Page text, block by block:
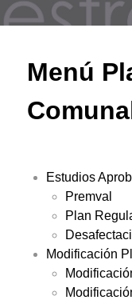
Menú
Estudios
Premval
Plan
Modificación